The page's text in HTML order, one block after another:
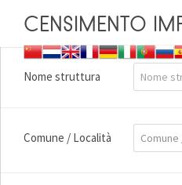
CENSIMENTO
Nome struttura
Comune / Località